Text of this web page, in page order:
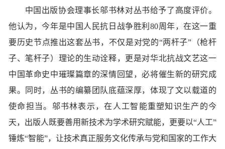
中国出版协会理事长邬书林对丛书给予了高度评价。
他认为，今年是中国人民抗日战争胜利80周年，在这一重
要历史节点推出这套丛书，不仅是对党的“两杆子”（枪杆
子、笔杆子）理论的生动诠释，更是对华北抗战文艺这一
中国革命史中璀璨篇章的深情回望，必将催生新的研究成
果。同时，丛书的编纂团队底蕴深厚，体现了文以载道的
使命担当。邬书林表示，在人工智能重塑知识生产的今
天，出版人既要善用新技术为学术研究赋能，更要以“人工”
锤炼“智能”，让技术真正服务文化传承与党和国家的工作大